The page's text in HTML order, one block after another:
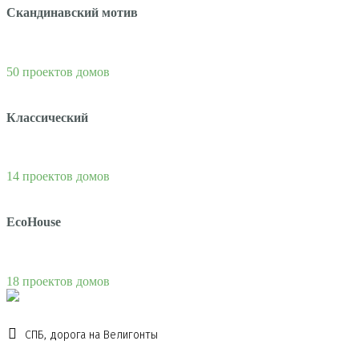
Скандинавский мотив
50 проектов домов
Классический
14 проектов домов
EcoHouse
18 проектов домов
СПБ, дорога на Велигонты